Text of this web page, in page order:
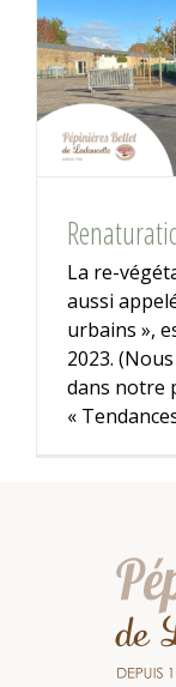
La re-
aussi
urbains »,
2023.
dans notre
«